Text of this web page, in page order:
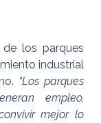
los parques
industrial
“Los parques
empleo,
mejor lo